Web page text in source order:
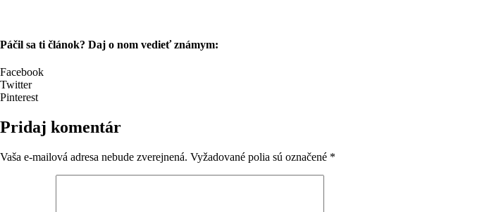
Páčil sa ti článok? Daj o nom vedieť známym:
Facebook
Twitter
Pinterest
Pridaj komentár
Vaša e-mailová adresa nebude zverejnená. Vyžadované polia sú označené *